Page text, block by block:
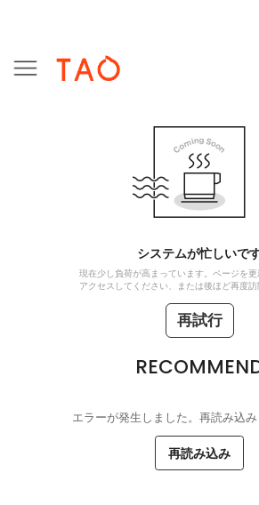
システムが忙しいで
現在少し負荷が高まっています。ページを
アクセスしてください、または後ほど再度
再試行
エラーが発生しました。再読み込
再読み込み